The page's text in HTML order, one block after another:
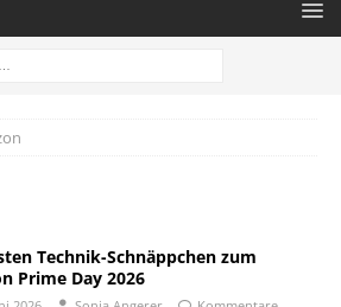
Technik-Schnäppchen zum
Prime Day 2026